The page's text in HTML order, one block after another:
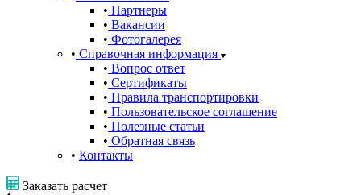
Партнеры
Вакансии
Фотогалерея
Справочная информация
Вопрос ответ
Сертификаты
Правила транспортировки
Пользовательское соглашение
Полезные статьи
Обратная связь
Контакты
Заказать расчет